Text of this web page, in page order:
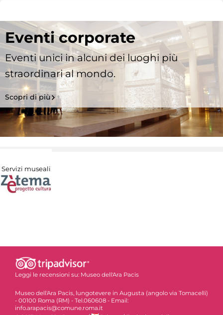
Eventi corporate
Eventi unici in alcuni dei luoghi più
straordinari al mondo.
Scopri di più
Servizi museali
Leggi le recensioni su: Museo dell'Ara Pacis
Museo dell'Ara Pacis, lungotevere in Augusta (angolo via Tomacelli)
- 00100 Roma (RM) - Tel.060608 - Email:
info.arapacis@comune.roma.it